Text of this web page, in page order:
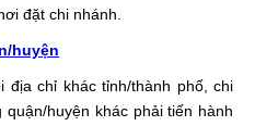
đặt chi nhánh.
huyện
chỉ khác tỉnh/thành phố, chi
huyện khác phải tiến hành